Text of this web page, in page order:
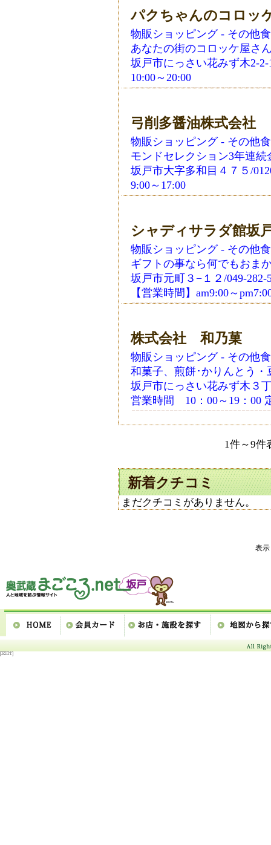
パクちゃんのコロッ
物販ショッピング - その他
あなたの街のコロッケ屋さ
坂戸市にっさい花みず木2-
10:00～20:00
弓削多醤油株式会社
物販ショッピング - その他
モンドセレクション3年連続
坂戸市大字多和目４７５/
9:00～17:00
シャディサラダ館坂
物販ショッピング - その他
ギフトの事なら何でもおま
坂戸市元町３−１２/049-282-
【営業時間】am9:00～
株式会社 和乃菓
物販ショッピング - その他
和菓子、煎餅･かりんとう・
坂戸市にっさい花みず木３
営業時間 10：00～19：
1件～9件
新着クチコミ
まだクチコミがありません。
表